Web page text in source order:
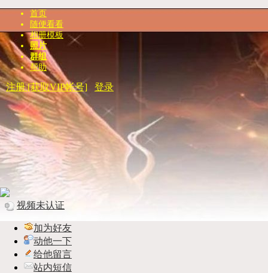
首页
随便看看
相册模板
照片
群组
帮助
注册 [获取VIP帐号] 登录
视频未认证
加为好友
动他一下
给他留言
站内短信